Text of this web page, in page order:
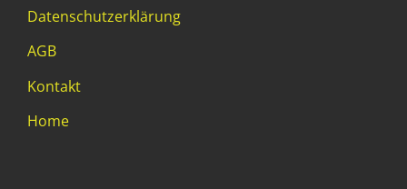
Datenschutzerklärung
AGB
Kontakt
Home